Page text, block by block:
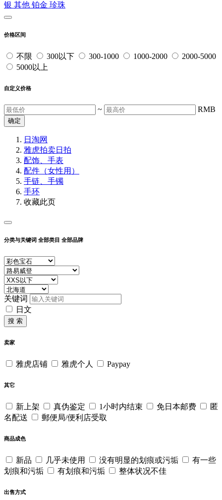
银 其他 铂金 珍珠
价格区间
不限 300以下 300-1000 1000-2000
2000-5000
5000以上
自定义价格
~ RMB
确定
日淘网
雅虎拍卖日拍
配饰、手表
配件（女性用）
手链、手镯
手环
收藏此页
分类与关键词 全部类目 全部品牌
关键词
日文
搜 索
卖家
雅虎店铺 雅虎个人 Paypay
其它
新上架 真伪鉴定 1小时内结束 免日本邮费
匿
名配送
郵便局/便利店受取
商品成色
新品 几乎未使用 没有明显的划痕或污垢
有一些
划痕和污垢
有划痕和污垢 整体状况不佳
出售方式